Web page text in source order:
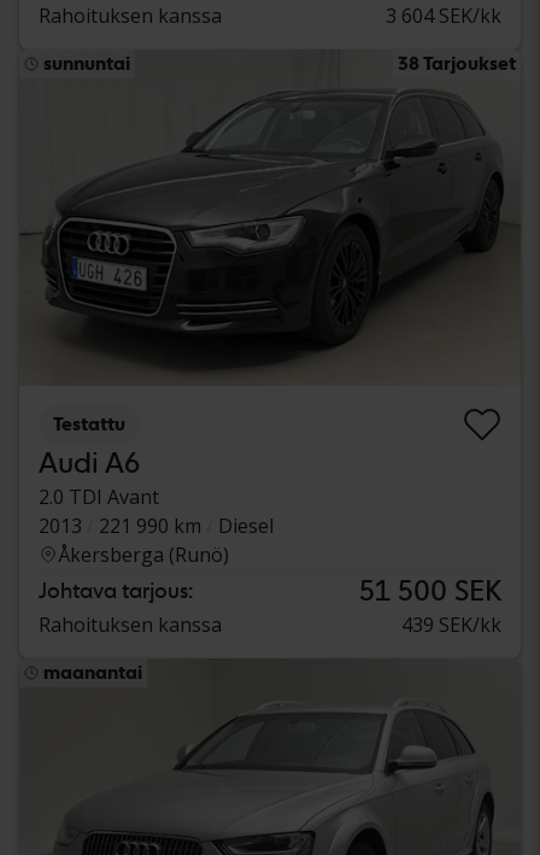
Rahoituksen kanssa 3 604 SEK/kk
sunnuntai 38 Tarjoukset
Testattu
Audi A6
2.0 TDI Avant
2013
221 990 km
Diesel
Åkersberga (Runö)
Johtava tarjous: 51 500 SEK
Rahoituksen kanssa 439 SEK/kk
maanantai